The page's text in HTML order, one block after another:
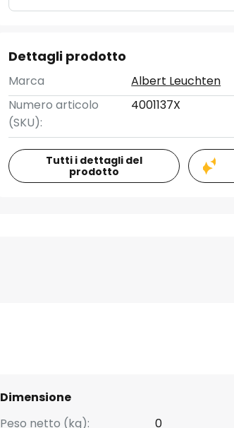
Dettagli prodotto
Marca
Albert Leuchten
Numero articolo
(SKU):
4001137X
Tutti i dettagli del
prodotto
Dimensione
Peso netto (kg):
0